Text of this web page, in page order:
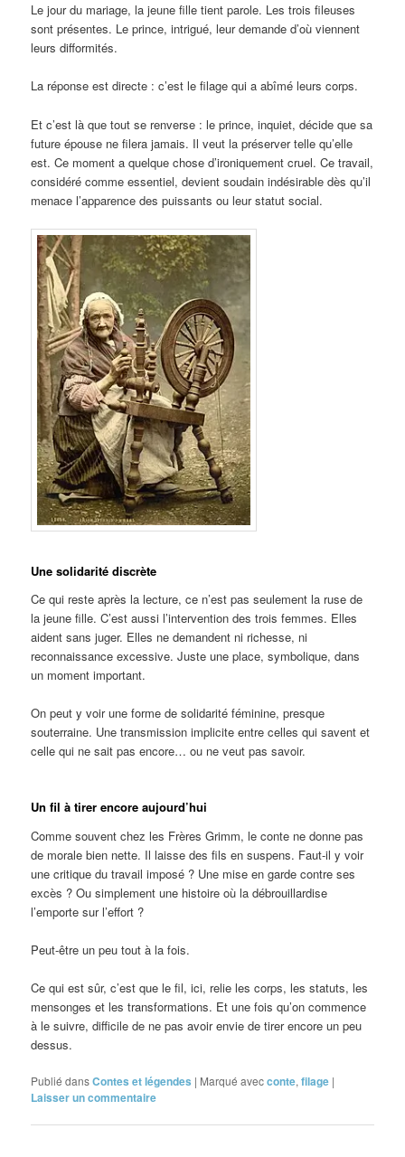
Le jour du mariage, la jeune fille tient parole. Les trois fileuses
sont présentes. Le prince, intrigué, leur demande d’où viennent
leurs difformités.
La réponse est directe : c’est le filage qui a abîmé leurs corps.
Et c’est là que tout se renverse : le prince, inquiet, décide que sa
future épouse ne filera jamais. Il veut la préserver telle qu’elle
est. Ce moment a quelque chose d’ironiquement cruel. Ce travail,
considéré comme essentiel, devient soudain indésirable dès qu’il
menace l’apparence des puissants ou leur statut social.
Une solidarité discrète
Ce qui reste après la lecture, ce n’est pas seulement la ruse de
la jeune fille. C’est aussi l’intervention des trois femmes. Elles
aident sans juger. Elles ne demandent ni richesse, ni
reconnaissance excessive. Juste une place, symbolique, dans
un moment important.
On peut y voir une forme de solidarité féminine, presque
souterraine. Une transmission implicite entre celles qui savent et
celle qui ne sait pas encore… ou ne veut pas savoir.
Un fil à tirer encore aujourd’hui
Comme souvent chez les Frères Grimm, le conte ne donne pas
de morale bien nette. Il laisse des fils en suspens. Faut-il y voir
une critique du travail imposé ? Une mise en garde contre ses
excès ? Ou simplement une histoire où la débrouillardise
l’emporte sur l’effort ?
Peut-être un peu tout à la fois.
Ce qui est sûr, c’est que le fil, ici, relie les corps, les statuts, les
mensonges et les transformations. Et une fois qu’on commence
à le suivre, difficile de ne pas avoir envie de tirer encore un peu
dessus.
Publié dansContes et légendes | Marqué avecconte,filage |
Laisser un commentaire